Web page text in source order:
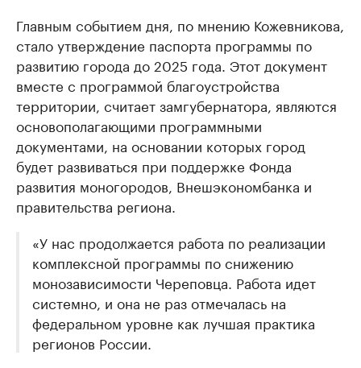
Главным событием дня, по мнению Кожевникова,
стало утверждение паспорта программы по
развитию города до 2025 года. Этот документ
вместе с программой благоустройства
территории, считает замгубернатора, являются
основополагающими программными
документами, на основании которых город
будет развиваться при поддержке Фонда
развития моногородов, Внешэкономбанка и
правительства региона.
«У нас продолжается работа по реализации
комплексной программы по снижению
монозависимости Череповца. Работа идет
системно, и она не раз отмечалась на
федеральном уровне как лучшая практика
регионов России.